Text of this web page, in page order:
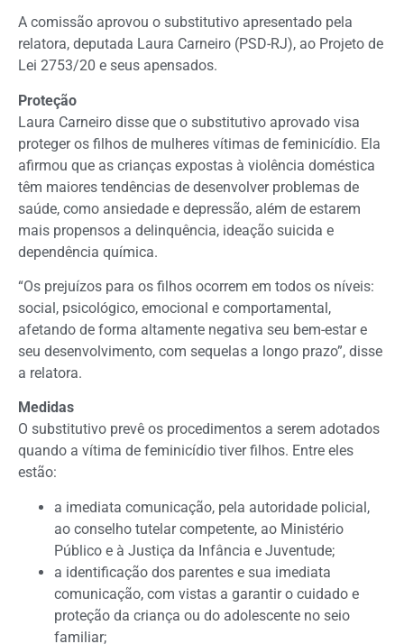
A comissão aprovou o substitutivo apresentado pela
relatora, deputada Laura Carneiro (PSD-RJ), ao Projeto de
Lei 2753/20 e seus apensados.
Proteção
Laura Carneiro disse que o substitutivo aprovado visa
proteger os filhos de mulheres vítimas de feminicídio. Ela
afirmou que as crianças expostas à violência doméstica
têm maiores tendências de desenvolver problemas de
saúde, como ansiedade e depressão, além de estarem
mais propensos a delinquência, ideação suicida e
dependência química.
“Os prejuízos para os filhos ocorrem em todos os níveis:
social, psicológico, emocional e comportamental,
afetando de forma altamente negativa seu bem-estar e
seu desenvolvimento, com sequelas a longo prazo”, disse
a relatora.
Medidas
O substitutivo prevê os procedimentos a serem adotados
quando a vítima de feminicídio tiver filhos. Entre eles
estão:
a imediata comunicação, pela autoridade policial,
ao conselho tutelar competente, ao Ministério
Público e à Justiça da Infância e Juventude;
a identificação dos parentes e sua imediata
comunicação, com vistas a garantir o cuidado e
proteção da criança ou do adolescente no seio
familiar;